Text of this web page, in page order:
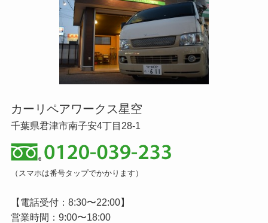
カーリペアワークス星空
千葉県君津市南子安4丁目28-1
（スマホは番号タップでかかります）
【電話受付：8:30〜22:00】
営業時間：9:00〜18:00